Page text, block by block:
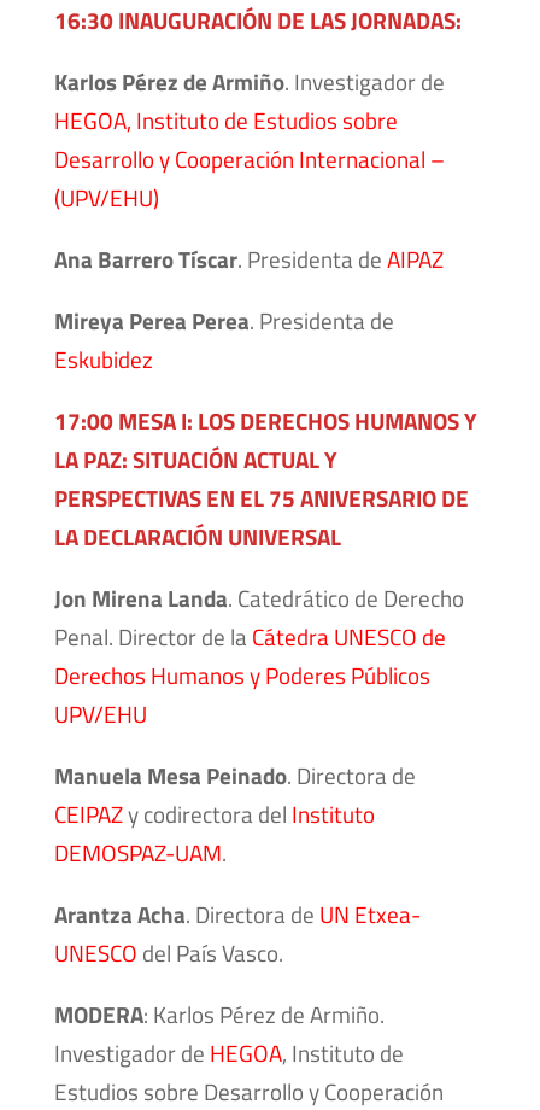
16:30 INAUGURACIÓN DE LAS JORNADAS:
Karlos Pérez de Armiño. Investigador de
HEGOA, Instituto de Estudios sobre
Desarrollo y Cooperación Internacional –
(UPV/EHU)
Ana Barrero Tíscar. Presidenta deAIPAZ
Mireya Perea Perea. Presidenta de
Eskubidez
17:00 MESA I: LOS DERECHOS HUMANOS Y
LA PAZ: SITUACIÓN ACTUAL Y
PERSPECTIVAS EN EL 75 ANIVERSARIO DE
LA DECLARACIÓN UNIVERSAL
Jon Mirena Landa. Catedrático de Derecho
Penal. Director de la Cátedra UNESCO de
Derechos Humanos y Poderes Públicos
UPV/EHU
Manuela Mesa Peinado. Directora de
CEIPAZy codirectora del Instituto
DEMOSPAZ-UAM.
Arantza Acha. Directora de UN Etxea-
UNESCO del País Vasco.
MODERA: Karlos Pérez de Armiño.
Investigador de HEGOA, Instituto de
Estudios sobre Desarrollo y Cooperación